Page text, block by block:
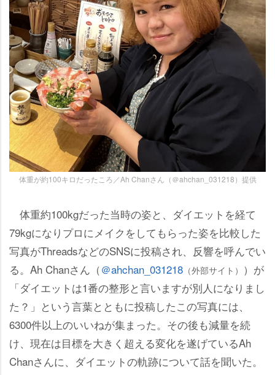
体重が約100キロだったころ／Ah Chanさん（＠ahchan_031218）提供
体重約100kgだった当時の姿と、ダイエットを経て
79kgになりプロにメイクをしてもらった姿を比較した
写真がThreadsなどのSNSに投稿され、反響を呼んでい
る。Ah Chanさん（＠ahchan_031218 （外部サイト） ）が
「ダイエットは1番の整形と言いますが別人になりまし
た？」という言葉とともに投稿したこの写真には、
6300件以上のいいねが集まった。その後も減量を続
け、現在は目標を大きく超える変化を遂げているAh
Chanさんに、ダイエットの軌跡について話を聞いた。